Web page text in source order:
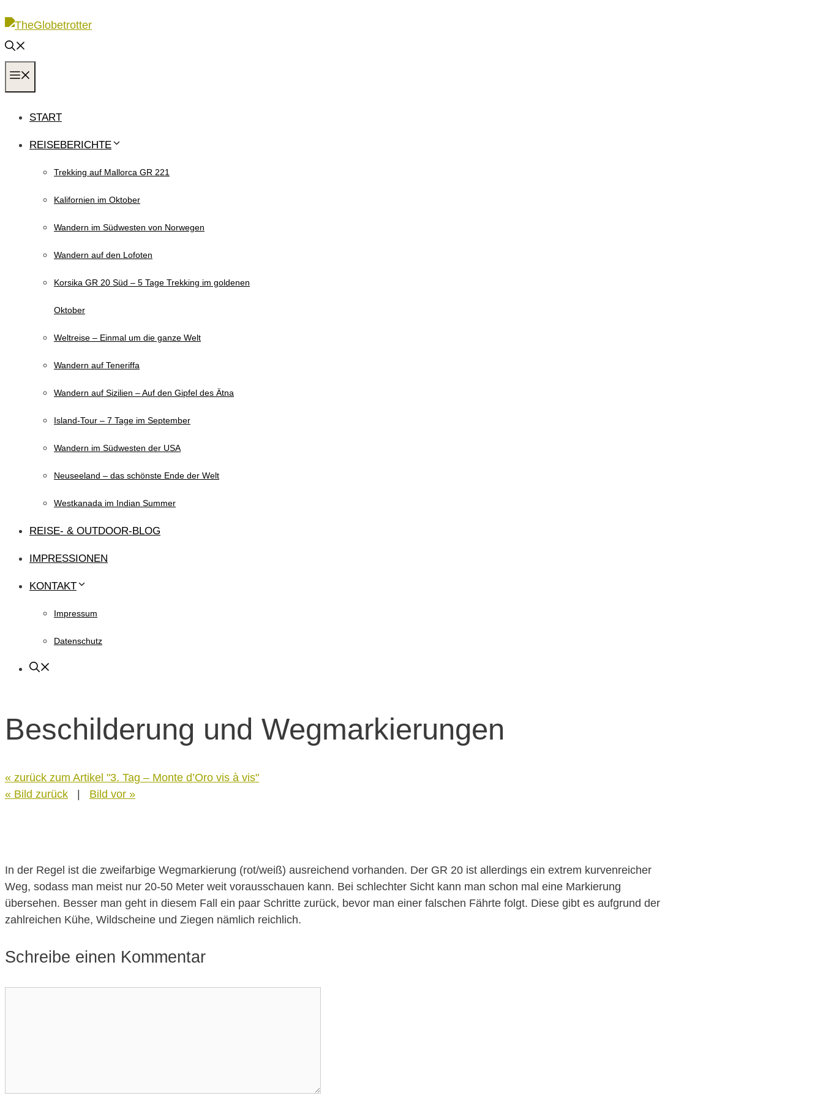
Inhalt
springen
START
REISEBERICHTE
Trekking auf Mallorca GR 221
Kalifornien im Oktober
Wandern im Südwesten von Norwegen
Wandern auf den Lofoten
Korsika GR 20 Süd – 5 Tage Trekking im goldenen
Oktober
Weltreise – Einmal um die ganze Welt
Wandern auf Teneriffa
Wandern auf Sizilien – Auf den Gipfel des Ätna
Island-Tour – 7 Tage im September
Wandern im Südwesten der USA
Neuseeland – das schönste Ende der Welt
Westkanada im Indian Summer
REISE- & OUTDOOR-BLOG
IMPRESSIONEN
KONTAKT
Impressum
Datenschutz
Beschilderung und Wegmarkierungen
« zurück zum Artikel "3. Tag – Monte d’Oro vis à vis"
« Bild zurück
Bild vor »
In der Regel ist die zweifarbige Wegmarkierung (rot/weiß) ausreichend vorhanden. Der GR 20 ist allerdings ein extrem kurvenreicher
Weg, sodass man meist nur 20-50 Meter weit vorausschauen kann. Bei schlechter Sicht kann man schon mal eine Markierung
übersehen. Besser man geht in diesem Fall ein paar Schritte zurück, bevor man einer falschen Fährte folgt. Diese gibt es aufgrund der
zahlreichen Kühe, Wildscheine und Ziegen nämlich reichlich.
Schreibe einen Kommentar